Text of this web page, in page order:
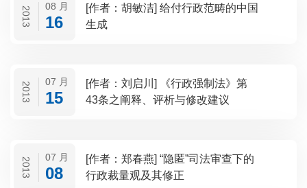
2013 08 月
16
[作者：胡敏洁] 给付行政范畴的中国
生成
2013 07 月
15
[作者：刘启川] 《行政强制法》第
43条之阐释、评析与修改建议
2013 07 月
08
[作者：郑春燕] “隐匿”司法审查下的
行政裁量观及其修正